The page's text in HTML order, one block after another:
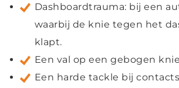
Dashboardtrauma: bij een
waarbij de knie tegen het
klapt.
Een val op een gebogen
Een harde tackle bij